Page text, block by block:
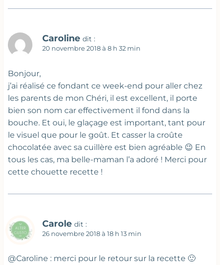
Caroline dit :
20 novembre 2018 à 8 h 32 min
Bonjour,
j’ai réalisé ce fondant ce week-end pour aller chez
les parents de mon Chéri, il est excellent, il porte
bien son nom car effectivement il fond dans la
bouche. Et oui, le glaçage est important, tant pour
le visuel que pour le goût. Et casser la croûte
chocolatée avec sa cuillère est bien agréable 😉 En
tous les cas, ma belle-maman l’a adoré ! Merci pour
cette chouette recette !
Carole dit :
26 novembre 2018 à 18 h 13 min
@Caroline : merci pour le retour sur la recette 🙂